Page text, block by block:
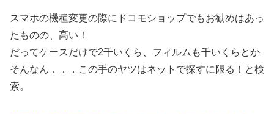
スマホの機種変更の際にドコモショップでもお勧めはあっ
たものの、高い！
だってケースだけで2千いくら、フィルムも千いくらとか
そんなん．．．この手のヤツはネットで探すに限る！と検
索。